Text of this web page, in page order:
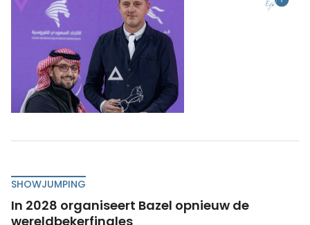
SHOWJUMPING
In 2028 organiseert Bazel opnieuw de
wereldbekerfinales